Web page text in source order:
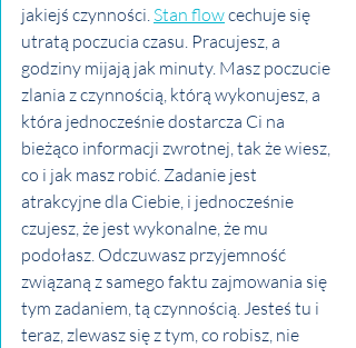
jakiejś czynności. Stan flow cechuje się
utratą poczucia czasu. Pracujesz, a
godziny mijają jak minuty. Masz poczucie
zlania z czynnością, którą wykonujesz, a
która jednocześnie dostarcza Ci na
bieżąco informacji zwrotnej, tak że wiesz,
co i jak masz robić. Zadanie jest
atrakcyjne dla Ciebie, i jednocześnie
czujesz, że jest wykonalne, że mu
podołasz. Odczuwasz przyjemność
związaną z samego faktu zajmowania się
tym zadaniem, tą czynnością. Jesteś tu i
teraz, zlewasz się z tym, co robisz, nie